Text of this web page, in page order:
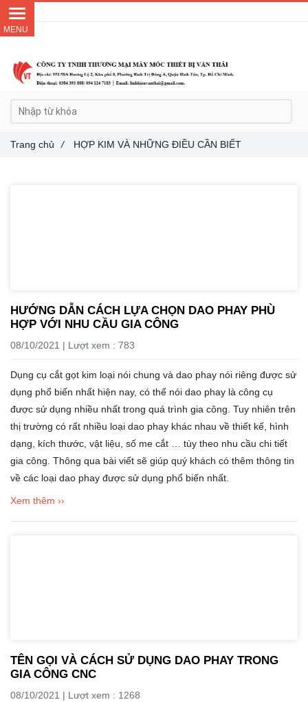
HƯỚNG DẪN CÁCH LỰA CHỌN DAO PHAY PHÙ
HỢP VỚI NHU CẦU GIA CÔNG
08/10/2021 | Lượt xem : 783
Dụng cụ cắt gọt kim loại nói chung và dao phay nói riêng được sử
dụng phổ biến nhất hiện nay, có thể nói dao phay là công cụ
được sử dụng nhiều nhất trong quá trình gia công. Tuy nhiên trên
thị trường có rất nhiều loại dao phay khác nhau về thiết kế, hình
dạng, kích thước, vật liệu, số me cắt … tùy theo nhu cầu chi tiết
gia công. Thông qua bài viết sẽ giúp quý khách có thêm thông tin
về các loại dao phay được sử dụng phổ biến nhất.
Xem thêm ››
TÊN GỌI VÀ CÁCH SỬ DỤNG DAO PHAY TRONG
GIA CÔNG CNC
08/10/2021 | Lượt xem : 1268
Trang chủ / HỢP KIM VÀ NHỮNG ĐIỀU CẦN BIẾT